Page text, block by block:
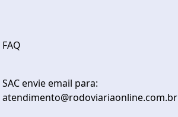
FAQ
SAC envie email para:
atendimento@rodoviariaonline.com.br